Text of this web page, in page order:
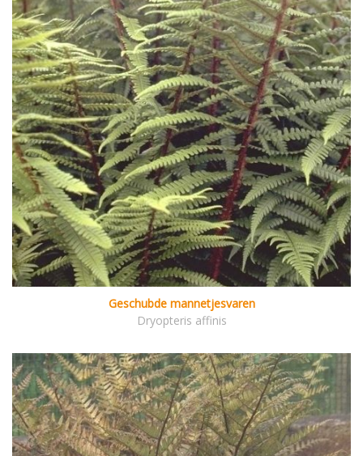
Geschubde mannetjesvaren
Dryopteris affinis